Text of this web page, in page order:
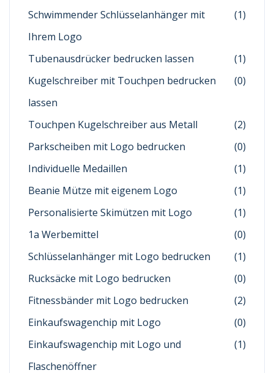
Schwimmender Schlüsselanhänger mit
Ihrem Logo
(1)
Tubenausdrücker bedrucken lassen
(1)
Kugelschreiber mit Touchpen bedrucken
lassen
(0)
Touchpen Kugelschreiber aus Metall
(2)
Parkscheiben mit Logo bedrucken
(0)
Individuelle Medaillen
(1)
Beanie Mütze mit eigenem Logo
(1)
Personalisierte Skimützen mit Logo
(1)
1a Werbemittel
(0)
Schlüsselanhänger mit Logo bedrucken
(1)
Rucksäcke mit Logo bedrucken
(0)
Fitnessbänder mit Logo bedrucken
(2)
Einkaufswagenchip mit Logo
(0)
Einkaufswagenchip mit Logo und
Flaschenöffner
(1)